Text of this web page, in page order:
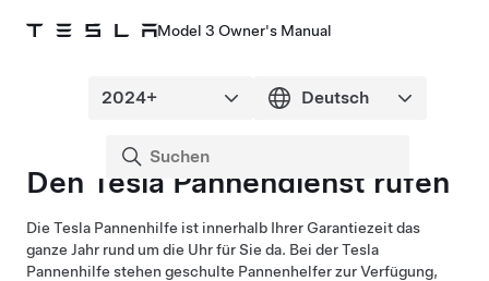
Model 3 Owner's Manual
Den Tesla Pannendienst rufen
Die Tesla Pannenhilfe ist innerhalb Ihrer Garantiezeit das
ganze Jahr rund um die Uhr für Sie da. Bei der Tesla
Pannenhilfe stehen geschulte Pannenhelfer zur Verfügung,